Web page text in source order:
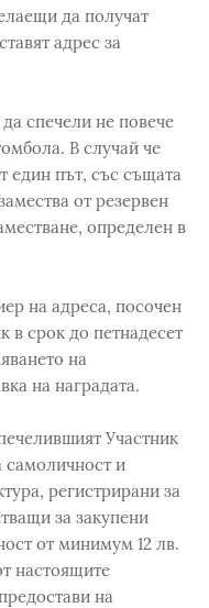
да получат
адрес за
спечели не повече
В случай че
един път, със същата
от резервен
определен в
на адреса, посочен
в срок до петнадесет
на
на наградата.
Участник
самоличност и
регистрирани за
за закупени
от минимум 12 лв.
настоящите
на